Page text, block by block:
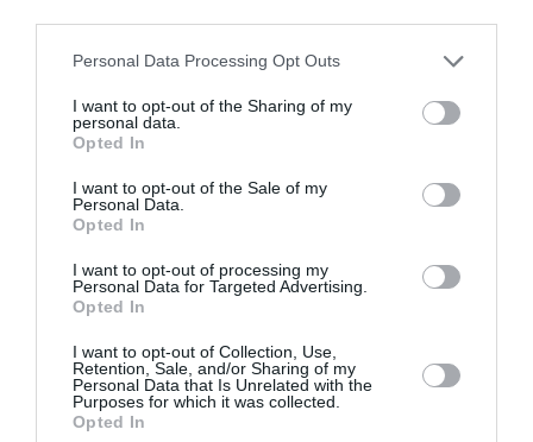
Personal Data Processing Opt Outs
I want to opt-out of the Sharing of my
personal data.
Opted In
I want to opt-out of the Sale of my
Personal Data.
Opted In
I want to opt-out of processing my
Personal Data for Targeted Advertising.
Opted In
I want to opt-out of Collection, Use,
Retention, Sale, and/or Sharing of my
Personal Data that Is Unrelated with the
Purposes for which it was collected.
Opted In
Σχετικά Άρθρα
Τα Στενά
Παπούτσια, της
Ζωρζ Σαρή σε
σκηνοθεσία
Αθανασίας
Καλογιάννη στον
Κινηματογράφο
Αθηναία
Παράξενος βυθός –
Ο Ψαράς ο
Αόρατη Γοργόνα,
του Πέτρου Α.
Καφαντόγια στη
Σαρωνίδα